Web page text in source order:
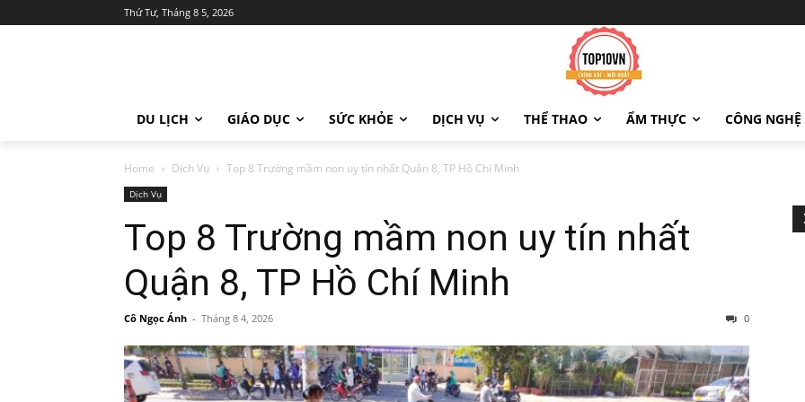
Thứ Tư, Tháng 8 5, 2026
DU LỊCH GIÁO DỤC SỨC KHỎE DỊCH VỤ THỂ THAO ẨM THỰC CÔNG NGHỆ
Home Dịch Vụ Top 8 Trường mầm non uy tín nhất Quận 8, TP Hồ Chí Minh
Dịch Vụ
Top 8 Trường mầm non uy tín nhất
Quận 8, TP Hồ Chí Minh
Cô Ngọc Ánh - Tháng 8 4, 2026 0